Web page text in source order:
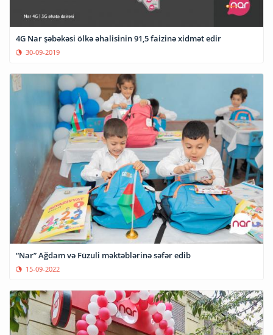
4G Nar şəbəkəsi ölkə əhalisinin 91,5 faizinə xidmət edir
30-09-2019
“Nar” Ağdam və Füzuli məktəblərinə səfər edib
15-09-2022